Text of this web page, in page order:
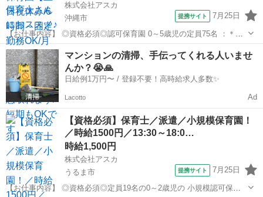
株式会社アスカ
沖縄市
提携サイト 7月25日
【お仕事内容】 ◎資格必須◎認可保育園 0～5歳児の定員75名 ：＊：
＊：＊：＊：：＊：＊：＊：＊：＊： POINT 時給1500円で 月給換算
すると25万円以上です！ 6時間～勤務相談できます！ 固定勤務OK ...
沖縄 沖縄市
マンションの清掃、手伝ってくれる人いませ
んか？😭🙏
日給例1万円〜 / 登録不要！高時給求人多数✨
Lacotto Ad
【資格必須】保育士／派遣／小規模保育園！
／時給1500円／13:30～18:0…
時給1,500円
株式会社アスカ
うるま市
提携サイト 7月25日
【お仕事内容】 ◎資格必須◎定員19名の0～2歳児の 小規模認可保育